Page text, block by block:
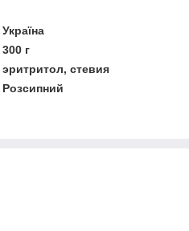
Україна
300 г
эритритол, стевия
Розсипний